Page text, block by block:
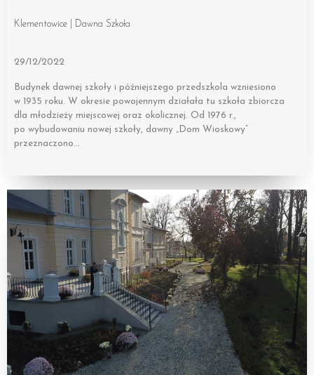
Klementowice | Dawna Szkoła
29/12/2022
Budynek dawnej szkoły i późniejszego przedszkola wzniesiono
w 1935 roku. W okresie powojennym działała tu szkoła zbiorcza
dla młodzieży miejscowej oraz okolicznej. Od 1976 r.,
po wybudowaniu nowej szkoły, dawny „Dom Wioskowy”
przeznaczono…